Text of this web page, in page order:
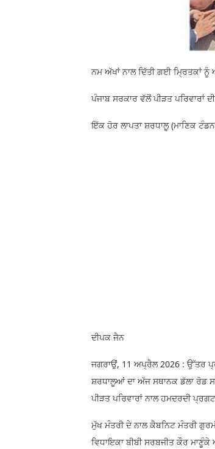
ਨਮ ਅੱਖਾਂ ਨਾਲ ਦਿੱਤੀ ਗਈ ਮ੍ਰਿਤਕਾਂ ਨੂੰ
ਪੰਜਾਬ ਸਰਕਾਰ ਵੱਲੋਂ ਪੀੜਤ ਪਰਿਵਾਰਾਂ
ਇੱਕ ਹੋਰ ਲਾਪਤਾ ਸ਼ਰਧਾਲੂ (ਮਾਣਿਕ
ਦੀਪਕ ਜੈਨ
ਜਗਰਾਉਂ, 11 ਅਪ੍ਰੈਲ 2026 : ਉੱਤਰ
ਸ਼ਰਧਾਲੂਆਂ ਦਾ ਅੱਜ ਸਥਾਨਕ ਡੱਲਾ ਰੋਡ
ਪੀੜਤ ਪਰਿਵਾਰਾਂ ਨਾਲ ਹਮਦਰਦੀ
ਮੁੱਖ ਮੰਤਰੀ ਦੇ ਨਾਲ ਕੈਬਨਿਟ ਮੰਤਰੀ
ਵਿਧਾਇਕਾ ਬੀਬੀ ਸਰਬਜੀਤ ਕੌਰ